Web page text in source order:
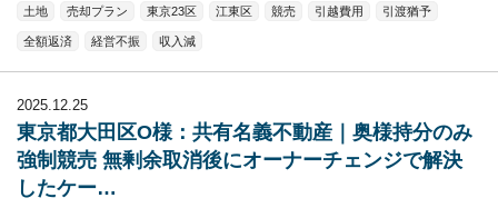
土地 売却プラン 東京23区 江東区 競売 引越費用 引渡猶予
全額返済 経営不振 収入減
2025.12.25
東京都大田区O様：共有名義不動産｜奥様持分のみ
強制競売 無剰余取消後にオーナーチェンジで解決
したケー…